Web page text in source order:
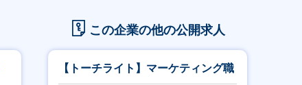
この企業の他の公開求人
【トーチライト】マーケティング職